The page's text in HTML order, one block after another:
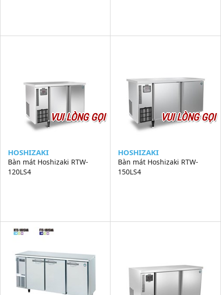
VUI LÒNG GỌI
HOSHIZAKI
Bàn mát Hoshizaki RTW-
120LS4
VUI LÒNG GỌI
HOSHIZAKI
Bàn mát Hoshizaki RTW-
150LS4